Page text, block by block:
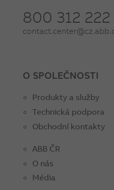
800 312 222
O SPOLEČNOSTI
Produkty a služby
Technická podpora
Obchodní kontakty
ABB ČR
O nás
Média